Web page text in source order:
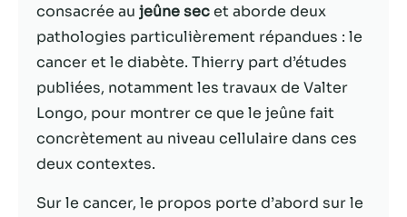
consacrée au jeûne secet aborde deux
pathologies particulièrement répandues : le
cancer et le diabète. Thierry part d’études
publiées, notamment les travaux de Valter
Longo, pour montrer ce que le jeûne fait
concrètement au niveau cellulaire dans ces
deux contextes.
Sur le cancer, le propos porte d’abord sur le
Nécessaire
Ces cookies ne
sont pas
facultatifs. Ils
nécessaires au